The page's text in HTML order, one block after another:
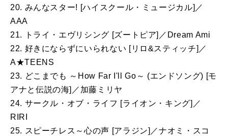
20. みんなスター! [ハイスクール・ミュージカル]／
AAA
21. トライ・エヴリシング [ズートピア]／Dream Ami
22. 好きにならずにいられない [リロ&スティッチ]／
A★TEENS
23. どこまでも ～How Far I'll Go～ (エンドソング) [モ
アナと伝説の海]／加藤ミリヤ
24. サークル・オブ・ライフ [ライオン・キング]／
RIRI
25. スピーチレス～心の声 [アラジン]／ナオミ・スコ